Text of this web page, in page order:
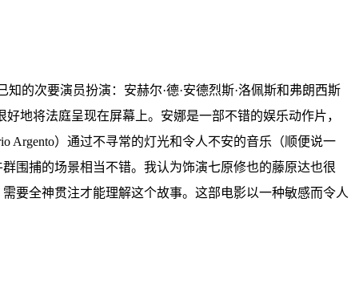
的次要演员扮演：安赫尔·德·安德烈斯·洛佩斯和弗朗西斯
地将法庭呈现在屏幕上。安娜是一部不错的娱乐动作片，
Argento）通过不寻常的灯光和令人不安的音乐（顺便说一
围捕的场景相当不错。我认为饰演七原修也的藤原达也很
要全神贯注才能理解这个故事。这部电影以一种敏感而令人